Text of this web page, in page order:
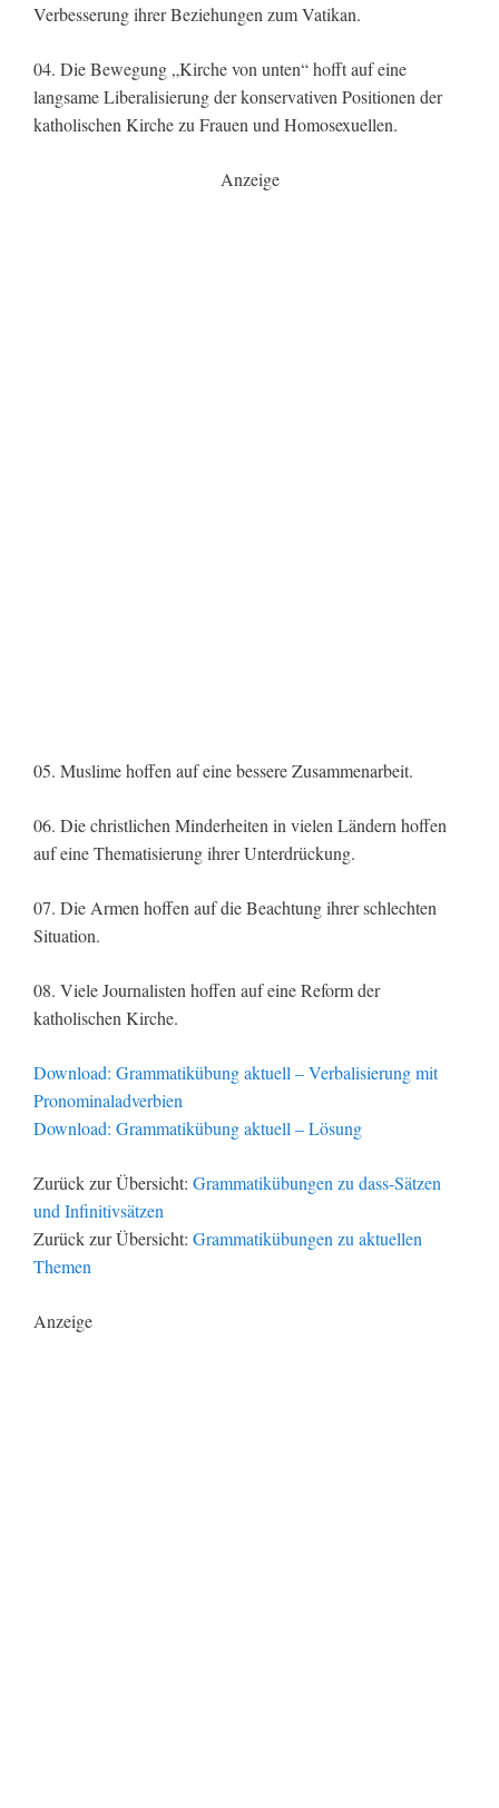
Verbesserung ihrer Beziehungen zum Vatikan.
04. Die Bewegung „Kirche von unten“ hofft auf eine
langsame Liberalisierung der konservativen Positionen der
katholischen Kirche zu Frauen und Homosexuellen.
Anzeige
05. Muslime hoffen auf eine bessere Zusammenarbeit.
06. Die christlichen Minderheiten in vielen Ländern hoffen
auf eine Thematisierung ihrer Unterdrückung.
07. Die Armen hoffen auf die Beachtung ihrer schlechten
Situation.
08. Viele Journalisten hoffen auf eine Reform der
katholischen Kirche.
Download: Grammatikübung aktuell – Verbalisierung mit
Pronominaladverbien
Download: Grammatikübung aktuell – Lösung
Zurück zur Übersicht: Grammatikübungen zu dass-Sätzen
und Infinitivsätzen
Zurück zur Übersicht: Grammatikübungen zu aktuellen
Themen
Anzeige